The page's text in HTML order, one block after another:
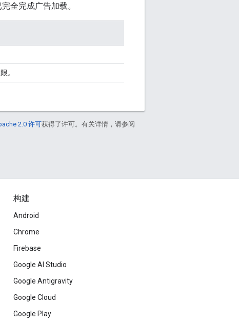
全完成广告加载。
。
2.0 许可获得了许可。有关详情，请参阅
构建
Android
Chrome
Firebase
Google AI Studio
Google Antigravity
Google Cloud
Google Play